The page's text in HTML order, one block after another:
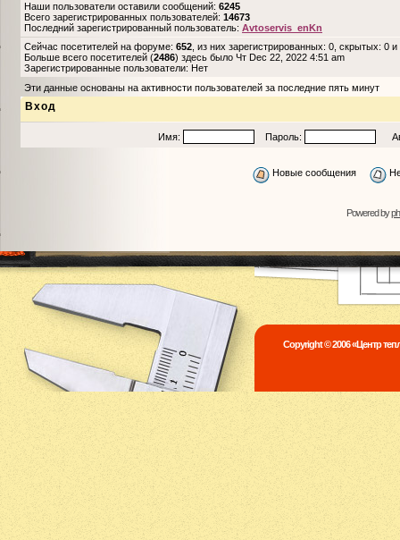
Наши пользователи оставили сообщений: 6245
Всего зарегистрированных пользователей: 14673
Последний зарегистрированный пользователь: Avtoservis_enKn
Сейчас посетителей на форуме: 652 , из них зарегистрированных: 0, скрытых: 0
Больше всего посетителей (2486) здесь было Чт Dec 22, 2022 4:51 am
Зарегистрированные пользователи: Нет
Эти данные основаны на активности пользователей за последние пять минут
Вход
Имя: Пароль:
Новые сообщения
Powered by
Copyright © 2006 «Центр